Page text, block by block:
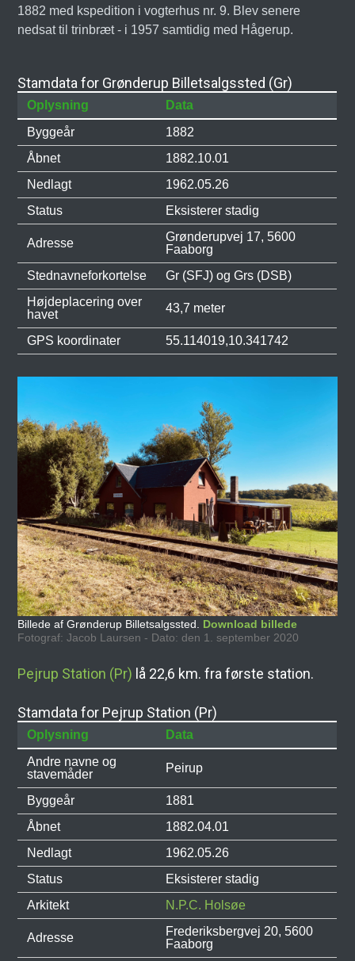
1882 med kspedition i vogterhus nr. 9. Blev senere
nedsat til trinbræt - i 1957 samtidig med Hågerup.
Stamdata for Grønderup Billetsalgssted (Gr)
Oplysning
Data
Byggeår
1882
Åbnet
1882.10.01
Nedlagt
1962.05.26
Status
Eksisterer stadig
Adresse
Grønderupvej 17, 5600
Faaborg
Stednavneforkortelse
Gr (SFJ) og Grs (DSB)
Højdeplacering over
havet
43,7 meter
GPS koordinater 55.114019,10.341742
Billede af Grønderup Billetsalgssted. Download billede
Fotograf: Jacob Laursen - Dato: den 1. september 2020
Pejrup Station (Pr) lå 22,6 km. fra første station.
Stamdata for Pejrup Station (Pr)
Oplysning
Data
Andre navne og
stavemåder
Peirup
Byggeår
1881
Åbnet
1882.04.01
Nedlagt
1962.05.26
Status
Eksisterer stadig
Arkitekt
N.P.C. Holsøe
Adresse
Frederiksbergvej 20, 5600
Faaborg